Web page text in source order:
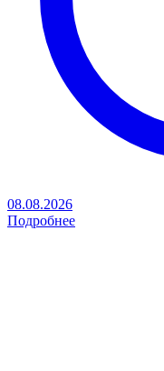
08.08.2026
Подробнее